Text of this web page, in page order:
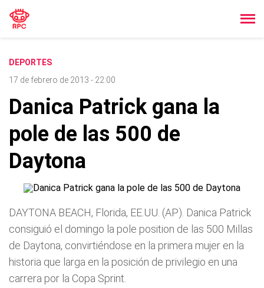
DEPORTES
17 de febrero de 2013 - 22:00
Danica Patrick gana la
pole de las 500 de
Daytona
DAYTONA BEACH, Florida, EE.UU. (AP). Danica Patrick
consiguió el domingo la pole position de las 500 Millas
de Daytona, convirtiéndose en la primera mujer en la
historia que larga en la posición de privilegio en una
carrera por la Copa Sprint.